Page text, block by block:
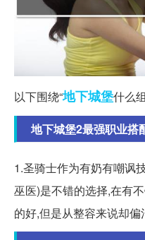
以下围绕“地下城堡什么
地下城堡2最强职业搭
1.圣骑士作为有奶有嘲讽
巫医)是不错的选择,在有
的好,但是从整容来说却